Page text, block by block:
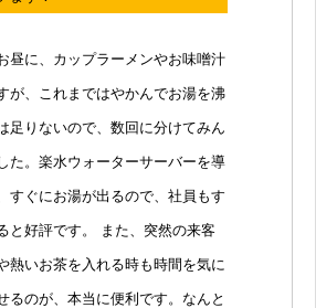
昼に、カップラーメンやお味噌汁
が、これまではやかんでお湯を沸
足りないので、数回に分けてみん
た。楽水ウォーターサーバーを導
すぐにお湯が出るので、社員もす
と好評です。 また、突然の来客
熱いお茶を入れる時も時間を気に
るのが、本当に便利です。なんと